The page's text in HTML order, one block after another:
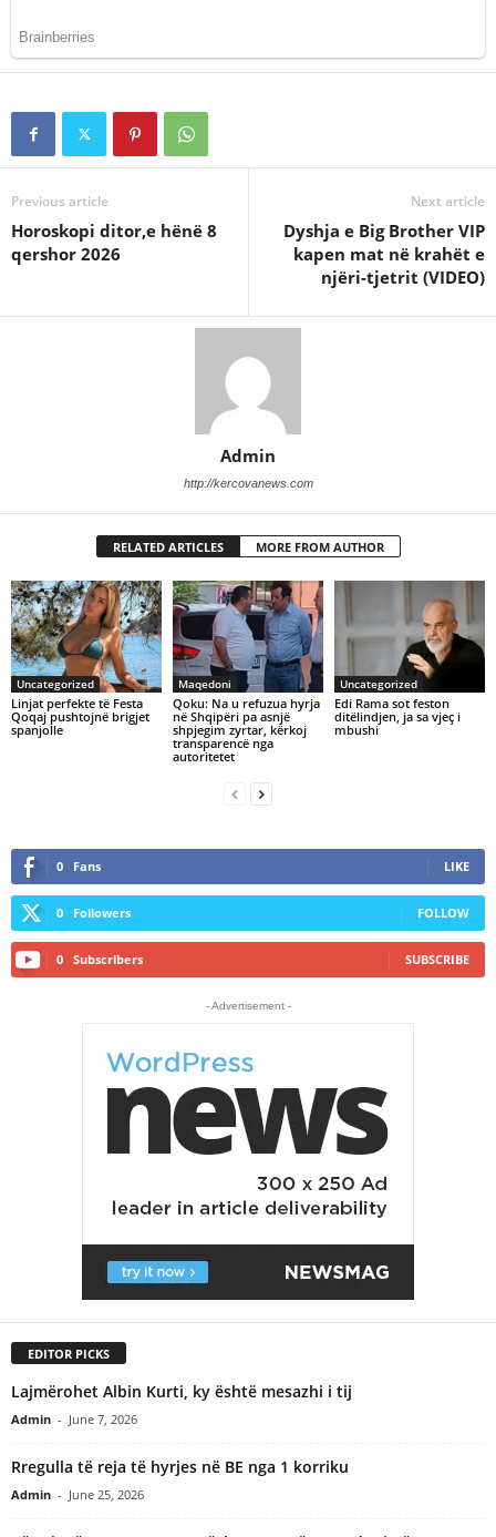
Previous article
Horoskopi ditor,e hënë 8
qershor 2026
Next article
Dyshja e Big Brother VIP
kapen mat në krahët e
njëri-tjetrit (VIDEO)
Admin
http://kercovanews.com
RELATED ARTICLES MORE FROM AUTHOR
Uncategorized
Linjat perfekte të Festa
Qoqaj pushtojnë brigjet
spanjolle
Maqedoni
Qoku: Na u refuzua hyrja
në Shqipëri pa asnjë
shpjegim zyrtar, kërkoj
transparencë nga
autoritetet
Uncategorized
Edi Rama sot feston
ditëlindjen, ja sa vjeç i
mbushi
0 Fans LIKE
0 Followers FOLLOW
0 Subscribers SUBSCRIBE
- Advertisement -
EDITOR PICKS
Lajmërohet Albin Kurti, ky është mesazhi i tij
Admin - June 7, 2026
Rregulla të reja të hyrjes në BE nga 1 korriku
Admin - June 25, 2026